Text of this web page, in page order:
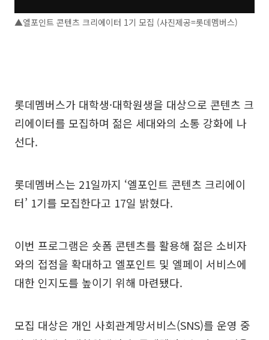
▲엘포인트 콘텐츠 크리에이터 1기 모집 (사진제공=롯데멤버스)
롯데멤버스가 대학생·대학원생을 대상으로 콘텐츠 크
리에이터를 모집하며 젊은 세대와의 소통 강화에 나
선다.
롯데멤버스는 21일까지 ‘엘포인트 콘텐츠 크리에이
터’ 1기를 모집한다고 17일 밝혔다.
이번 프로그램은 숏폼 콘텐츠를 활용해 젊은 소비자
와의 접점을 확대하고 엘포인트 및 엘페이 서비스에
대한 인지도를 높이기 위해 마련됐다.
모집 대상은 개인 사회관계망서비스(SNS)를 운영 중